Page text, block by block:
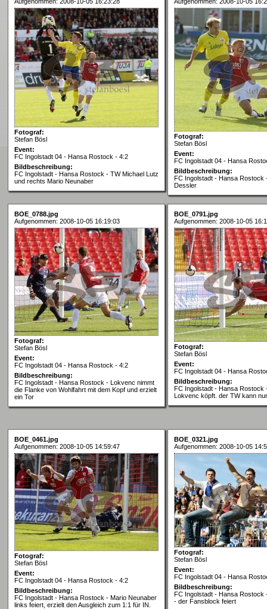
Fotograf:
Stefan Bösl
Event:
FC Ingolstadt 04 - Hansa Rostock - 4:2
Bildbeschreibung:
FC Ingolstadt - Hansa Rostock - TW Michael Lutz
und rechts Mario Neunaber
Fotograf:
Stefan Bösl
Event:
FC Ingolstadt 04 - Hansa
Bildbeschreibung:
FC Ingolstadt - Hansa Rostock
Dessler
BOE_0788.jpg
Aufgenommen: 2008-10-05 16:19:03
Fotograf:
Stefan Bösl
Event:
FC Ingolstadt 04 - Hansa Rostock - 4:2
Bildbeschreibung:
FC Ingolstadt - Hansa Rostock - Lokvenc nimmt
die Flanke von Wohlfahrt mit dem Kopf und erzielt
ein Tor
BOE_0791.jpg
Aufgenommen: 2008-10-05
Fotograf:
Stefan Bösl
Event:
FC Ingolstadt 04 - Hansa
Bildbeschreibung:
FC Ingolstadt - Hansa Rostock
Lokvenc köpft. der TW kann
BOE_0461.jpg
Aufgenommen: 2008-10-05 14:59:47
Fotograf:
Stefan Bösl
Event:
FC Ingolstadt 04 - Hansa Rostock - 4:2
Bildbeschreibung:
FC Ingolstadt - Hansa Rostock - Mario Neunaber
links feiert, erzielt den Ausgleich zum 1:1 für IN.
BOE_0321.jpg
Aufgenommen: 2008-10-05
Fotograf:
Stefan Bösl
Event:
FC Ingolstadt 04 - Hansa
Bildbeschreibung:
FC Ingolstadt - Hansa Rostock
- der Fansblock feiert